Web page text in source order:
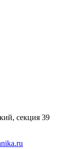
секция 39